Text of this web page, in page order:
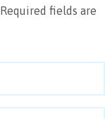
Required fields are